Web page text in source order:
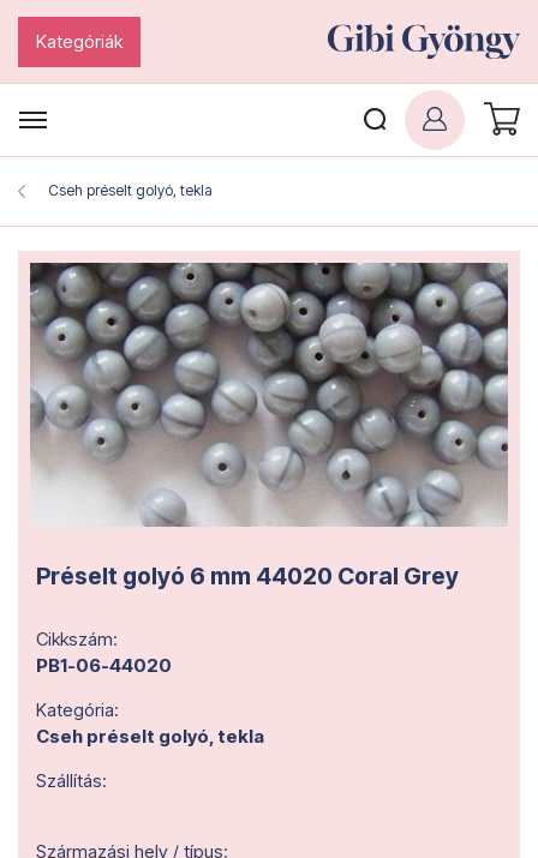
Kategóriák
Cseh préselt golyó, tekla
Préselt golyó 6 mm 44020 Coral Grey
Cikkszám:
PB1-06-44020
Kategória:
Cseh préselt golyó, tekla
Szállítás:
Származási hely / típus: